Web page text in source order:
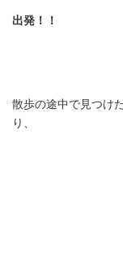
出発！！
散歩の途中で見つけ
り、